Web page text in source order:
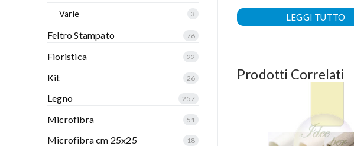
LEGGI TUTTO
Prodotti Correlati
Varie 3
Feltro Stampato 76
Fioristica 22
Kit 26
Legno 257
Microfibra 51
Microfibra cm 25x25 18